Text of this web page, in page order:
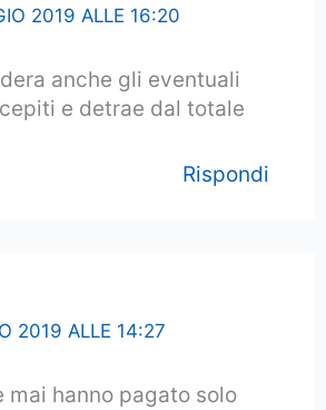
2019 ALLE 16:20
anche gli eventuali
e detrae dal totale
Rispondi
2019 ALLE 14:27
mai hanno pagato solo